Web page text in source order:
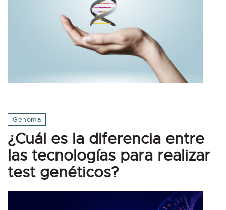
Genoma
¿Cuál es la diferencia entre
las tecnologías para realizar
test genéticos?